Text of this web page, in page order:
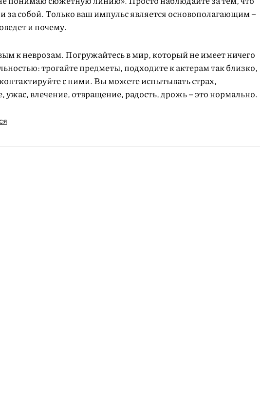
за собой. Только ваш импульс является основополагающим –
и почему.
к неврозам. Погружайтесь в мир, который не имеет ничего
трогайте предметы, подходите к актерам так близко,
с ними. Вы можете испытывать страх,
ужас, влечение, отвращение, радость, дрожь – это нормально.